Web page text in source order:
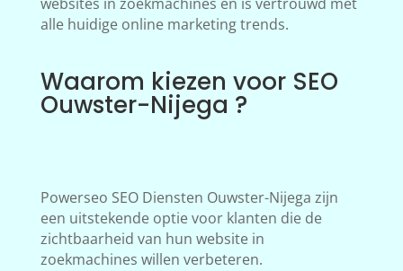
alle huidige online marketing trends.
Waarom kiezen voor SEO
Ouwster-Nijega ?
Powerseo SEO Diensten Ouwster-Nijega zijn
een uitstekende optie voor klanten die de
zichtbaarheid van hun website in
zoekmachines willen verbeteren.